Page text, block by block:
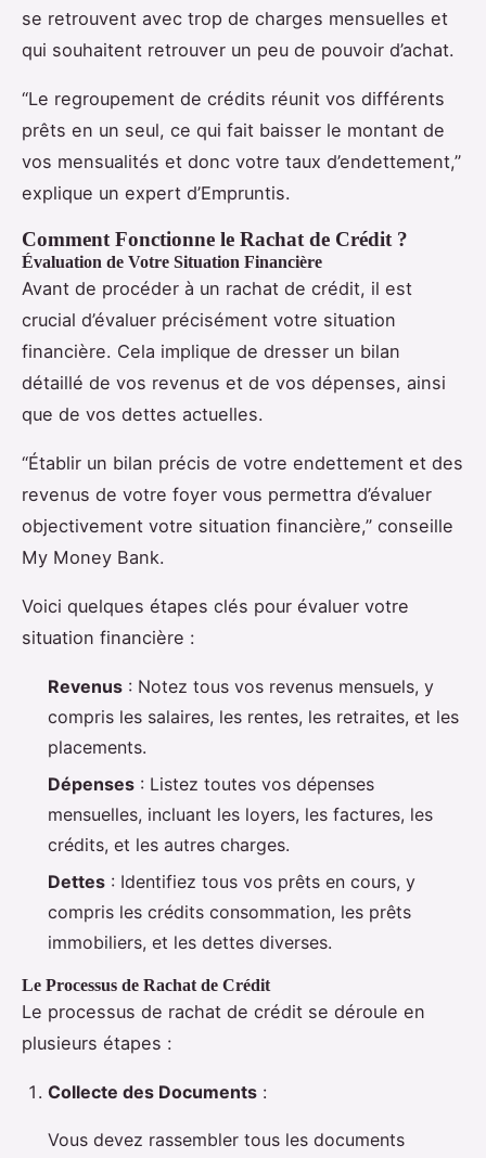
se retrouvent avec trop de charges mensuelles et
qui souhaitent retrouver un peu de pouvoir d’achat.
“Le regroupement de crédits réunit vos différents
prêts en un seul, ce qui fait baisser le montant de
vos mensualités et donc votre taux d’endettement,”
explique un expert d’Empruntis.
Comment Fonctionne le Rachat de Crédit ?
Évaluation de Votre Situation Financière
Avant de procéder à un rachat de crédit, il est
crucial d’évaluer précisément votre situation
financière. Cela implique de dresser un bilan
détaillé de vos revenus et de vos dépenses, ainsi
que de vos dettes actuelles.
“Établir un bilan précis de votre endettement et des
revenus de votre foyer vous permettra d’évaluer
objectivement votre situation financière,” conseille
My Money Bank.
Voici quelques étapes clés pour évaluer votre
situation financière :
Revenus : Notez tous vos revenus mensuels, y
compris les salaires, les rentes, les retraites, et les
placements.
Dépenses : Listez toutes vos dépenses
mensuelles, incluant les loyers, les factures, les
crédits, et les autres charges.
Dettes : Identifiez tous vos prêts en cours, y
compris les crédits consommation, les prêts
immobiliers, et les dettes diverses.
Le Processus de Rachat de Crédit
Le processus de rachat de crédit se déroule en
plusieurs étapes :
Collecte des Documents :
Vous devez rassembler tous les documents